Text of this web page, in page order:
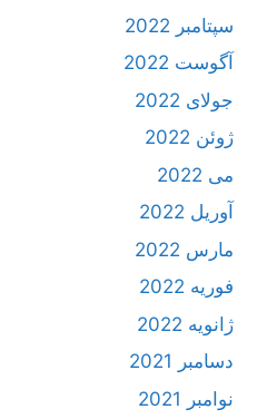
سپتامبر 2022
آگوست 2022
جولای 2022
ژوئن 2022
می 2022
آوریل 2022
مارس 2022
فوریه 2022
ژانویه 2022
دسامبر 2021
نوامبر 2021